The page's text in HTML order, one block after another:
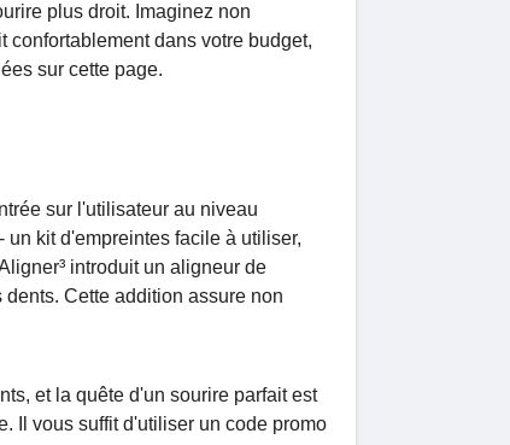
plus droit. Imaginez non
confortablement dans votre budget,
sur cette page.
sur l'utilisateur au niveau
kit d'empreintes facile à utiliser,
introduit un aligneur de
Cette addition assure non
et la quête d'un sourire parfait est
Il vous suffit d'utiliser un code promo